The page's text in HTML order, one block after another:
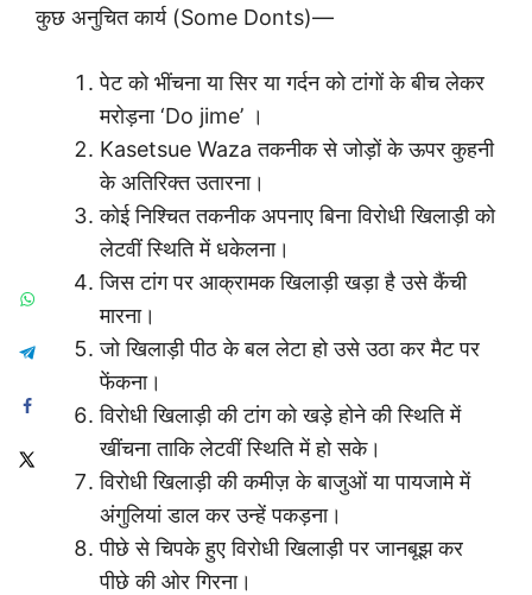
कुछ अनुचित कार्य (Some Donts)—
पेट को भींचना या सिर या गर्दन को टांगों के बीच लेकर
मरोड़ना ‘Do jime’ ।
Kasetsue Waza तकनीक से जोड़ों के ऊपर कुहनी
के अतिरिक्त उतारना।
कोई निश्चित तकनीक अपनाए बिना विरोधी खिलाड़ी को
लेटवीं स्थिति में धकेलना।
जिस टांग पर आक्रामक खिलाड़ी खड़ा है उसे कैंची
मारना।
जो खिलाड़ी पीठ के बल लेटा हो उसे उठा कर मैट पर
फेंकना।
विरोधी खिलाड़ी की टांग को खड़े होने की स्थिति में
खींचना ताकि लेटवीं स्थिति में हो सके।
विरोधी खिलाड़ी की कमीज़ के बाजुओं या पायजामे में
अंगुलियां डाल कर उन्हें पकड़ना।
पीछे से चिपके हुए विरोधी खिलाड़ी पर जानबूझ कर
पीछे की ओर गिरना।